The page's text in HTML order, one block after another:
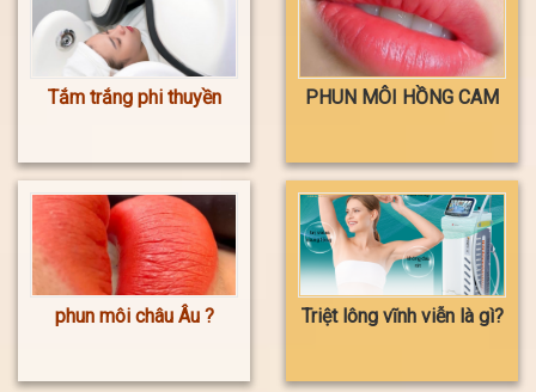
Tắm trắng phi thuyền PHUN MÔI HỒNG CAM
phun môi châu Âu ? Triệt lông vĩnh viễn là gì?